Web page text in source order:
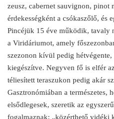
zeusz, cabernet sauvignon, pinot
érdekességként a csókaszőlő, és
Pincéjük 15 éve működik, tavaly
a Viridáriumot, amely
szezonon kívül pedig
kiegészítve. Negyven fő is elfér
téliesített teraszukon pedig akár
Gasztronómiában a természetes,
elsődlegesek, szeretik az
fogalmaznak: „közérthető vidéki